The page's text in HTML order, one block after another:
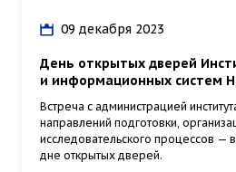
09 декабря 2023
День открытых дверей
и информационных систем
Встреча с администрацией
направлений подготовки,
исследовательского процессов —
дне открытых дверей.